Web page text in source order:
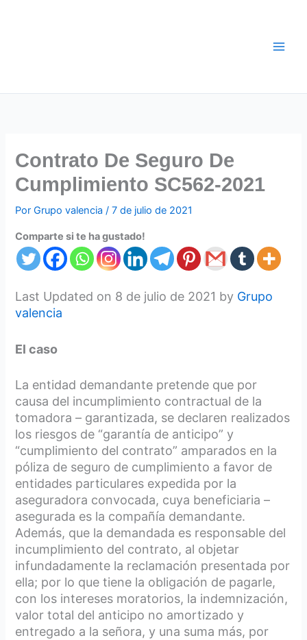
Contrato De Seguro De
Cumplimiento SC562-2021
PorGrupo valencia/7 de julio de 2021
Comparte si te ha gustado!
Last Updated on 8 de julio de 2021 by Grupo
valencia
El caso
La entidad demandante pretende que por
causa del incumplimiento contractual de la
tomadora – garantizada, se declaren realizados
los riesgos de “garantía de anticipo” y
“cumplimiento del contrato” amparados en la
póliza de seguro de cumplimiento a favor de
entidades particulares expedida por la
aseguradora convocada, cuya beneficiaria –
asegurada es la compañía demandante.
Además, que la demandada es responsable del
incumplimiento del contrato, al objetar
infundadamente la reclamación presentada por
ella; por lo que tiene la obligación de pagarle,
con los intereses moratorios, la indemnización,
valor total del anticipo no amortizado y
entregado a la señora, y una suma más, por